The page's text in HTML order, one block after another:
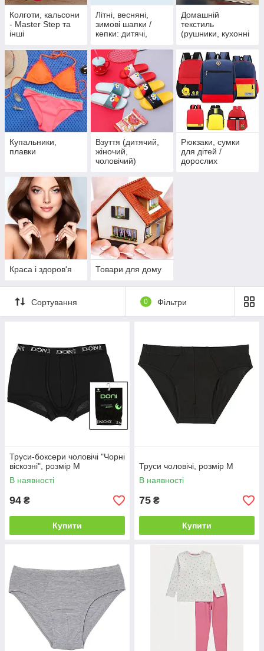
Колготи, кальсони
- Master Step та
інші
Літні, весняні,
зимові шапки /
кепки: дитячі,
Домашній
текстиль
(рушники, кухонні
Купальники,
плавки
Взуття (дитячий,
жіночий,
чоловічий)
Рюкзаки, сумки
для дітей /
дорослих
Краса і здоров'я Товари для дому
Сортування 0 Фільтри
Труси-боксери чоловічі "Чорні
віскозні", розмір M
В наявності
94 ₴
Купити
Труси чоловічі, розмір M
В наявності
75 ₴
Купити